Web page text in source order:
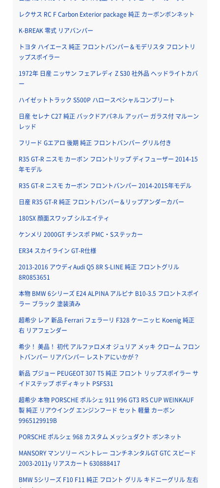
レクサス RC F Carbon Exterior package 純正 カーボンボンネット
K-BREAK 零式 リアバンパー
トヨタ ハイエース 純正 フロントバンパー＆モデリスタ フロントリ
ップスポイラー
1972年 日産 ニッサン フェアレディ Z S30 社外品 ヘッドライトカバ
ー
ハイゼットトラック S500P ハロースペシャルコンプリート
日産 セレナ C27 純正 バックドアパネル アッパー ガラス付 マルーン
レッド
フリード Gエアロ 後期 純正 フロントバンパー グリル付き
R35 GT-R ニスモ カーボン フロントリップ ディフューザー 2014-15
年モデル
R35 GT-R ニスモ カーボン フロントバンパー 2014-2015年モデル
日産 R35 GT-R 純正 フロントバンパー＆リップアンダーカバー
180SX 顔面スワップ シルエイティ
ケンメリ 2000GT チンスポ PMC・Sステッカー
ER34 スカイライン GT-R仕様
2013-2016 アウディAudi Q5 8R S-LINE 純正 フロントグリル
8R0853651
本物 BMW 6シリーズ E24 ALPINA アルピナ B10-3.5 フロントスポイ
ラー ブラック 塗装済み
超希少 レア 新品 Ferrari フェラーリ F328 ケーニッヒ Koenig 純正
右 リアフェンダー
希少！ 美品！ 初代 アルファロメオ ジュリア メッキ クローム フロン
トバンパー リアバンパー レストアにいかが？
新品 プジョー PEUGEOT 307 T5 純正 フロント リップスポイラー サ
イドステップ ボディキット PSFS31
超希少 本物 PORSCHE ポルシェ 911 996 GT3 RS CUP WEINKAUF
製 純正 リアウイング エンジンフード セット 軽量 カーボン
9965129919B
PORSCHE ポルシェ 968 カスタム メッシュダクト ボンネット
MANSORY マンソリー ベントレー コンチネンタルGT GTC スピード
2003-2011y リアスカート 630888417
BMW 5シリーズ F10 F11 純正 フロント グリル キドニーグリル 左右